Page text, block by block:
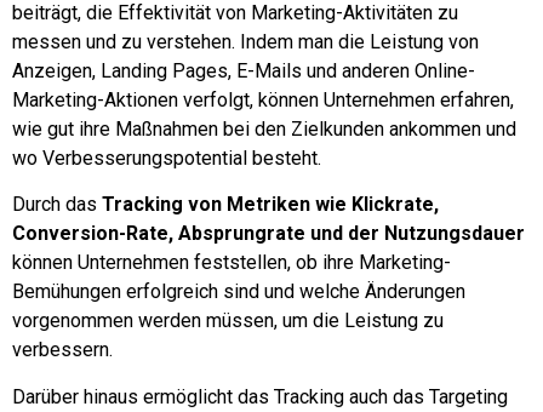
beiträgt, die Effektivität von Marketing-Aktivitäten zu
messen und zu verstehen. Indem man die Leistung von
Anzeigen, Landing Pages, E-Mails und anderen Online-
Marketing-Aktionen verfolgt, können Unternehmen erfahren,
wie gut ihre Maßnahmen bei den Zielkunden ankommen und
wo Verbesserungspotential besteht.
Durch das Tracking von Metriken wie Klickrate,
Conversion-Rate, Absprungrate und der Nutzungsdauer
können Unternehmen feststellen, ob ihre Marketing-
Bemühungen erfolgreich sind und welche Änderungen
vorgenommen werden müssen, um die Leistung zu
verbessern.
Darüber hinaus ermöglicht das Tracking auch das Targeting